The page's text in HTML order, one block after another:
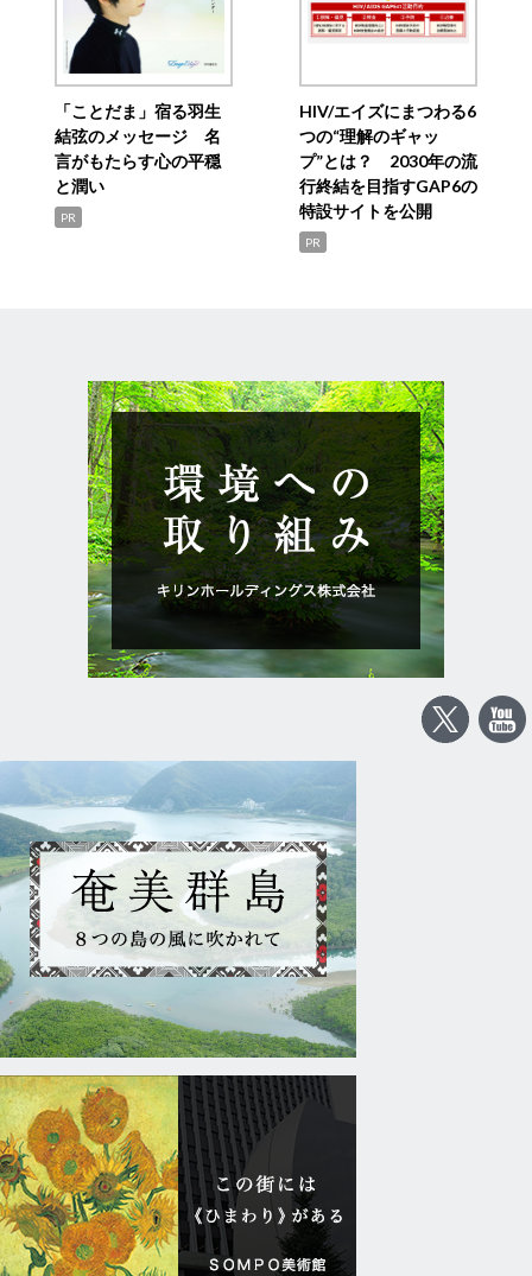
「ことだま」宿る羽生
結弦のメッセージ 名
言がもたらす心の平穏
と潤い
PR
HIV/エイズにまつわる6
つの“理解のギャッ
プ”とは？ 2030年の流
行終結を目指すGAP6の
特設サイトを公開
PR